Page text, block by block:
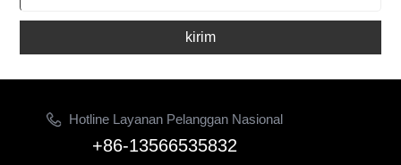
kirim
Hotline Layanan Pelanggan Nasional
+86-13566535832